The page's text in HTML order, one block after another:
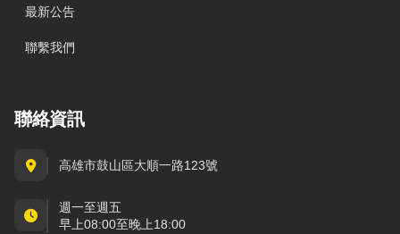
最新公告
聯繫我們
聯絡資訊
高雄市鼓山區大順一路123號
週一至週五
早上08:00至晚上18:00